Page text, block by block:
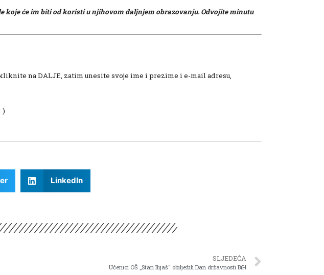
koje će im biti od koristi u njihovom daljnjem obrazovanju. Odvojite minutu
na DALJE, zatim unesite svoje ime i prezime i e-mail adresu,
)
LinkedIn
SLJEDEĆA
Učenici OŠ „Stari Ilijaš“ obilježili Dan državnosti BiH